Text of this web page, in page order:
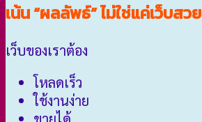
เน้น “ผลลัพธ์” ไม่ใช่แค่เว็บสวย
เว็บของเราต้อง
โหลดเร็ว
ใช้งานง่าย